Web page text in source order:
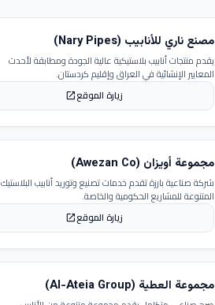
مصنع ناري للأنابيب (Nary Pipes)
يقدم منتجات أنابيب بلاستيكية عالية الجودة ومطابقة لأحدث
المعايير الإنشائية في العراق وإقليم كردستان.
زيارة الموقعopen_in_new
مجموعة أويزان (Awezan Co)
شركة صناعية بارزة تقدم خدمات تصنيع وتوريد أنابيب البلاستيك
المتنوعة للمشاريع الحكومية والخاصة.
زيارة الموقعopen_in_new
مجموعة العطية (Al-Ateia Group)